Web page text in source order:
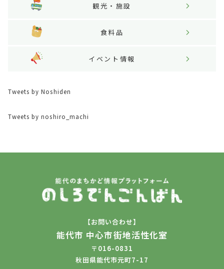
観光・施設
食料品
イベント情報
Tweets by Noshiden
Tweets by noshiro_machi
【お問い合わせ】
能代市 中心市街地活性化室
〒016-0831
秋田県能代市元町7-17